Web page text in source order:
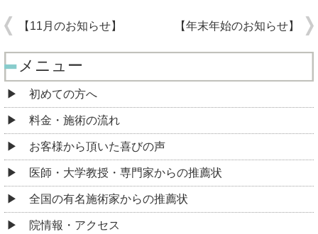
【11月のお知らせ】 【年末年始のお知らせ】
メニュー
初めての方へ
料金・施術の流れ
お客様から頂いた喜びの声
医師・大学教授・専門家からの推薦状
全国の有名施術家からの推薦状
院情報・アクセス